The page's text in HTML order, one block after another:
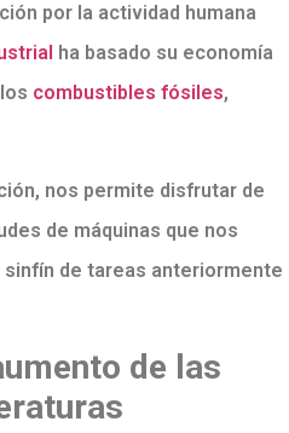
por la actividad humana
ha basado su economía
combustibles fósiles,
nos permite disfrutar de
de máquinas que nos
de tareas anteriormente
de las